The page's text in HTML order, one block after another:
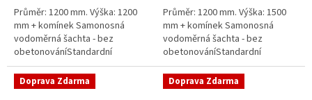
Průměr: 1200 mm. Výška: 1200
mm + komínek Samonosná
vodoměrná šachta - bez
obetonováníStandardní
prostupy šachty DN32 (jiné na
přání) Doba dodání 10-14 dní.
Český výrobek!...
Průměr: 1200 mm. Výška: 1500
mm + komínek Samonosná
vodoměrná šachta - bez
obetonováníStandardní
prostupy šachty DN32 (jiné na
přání) Doba dodání 10-14 dní.
Český výrobek!...
Doprava Zdarma Doprava Zdarma